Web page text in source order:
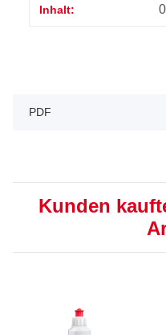
Inhalt:
PDF
Kunden